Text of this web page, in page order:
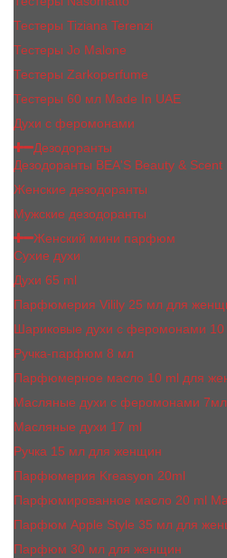
Тестеры Tiziana Terenzi
Тестеры Jо Malоnе
Тестеры Zarkoperfume
Тестеры 60 мл Made In UAE
Духи с феромонами
Дезодоранты
Дезодоранты BEA'S Beauty & Scent
Женские дезодоранты
Мужские дезодоранты
Женский мини парфюм
Сухие духи
Духи 65 ml
Парфюмерия Vilily 25 мл для
Шариковые духи с феромонами
Ручка-парфюм 8 мл
Парфюмерное масло 10 ml для
Масляные духи c феромонами
Масляные духи 17 ml
Ручка 15 мл для женщин
Парфюмерия Kreasyon 20ml
Парфюмированное масло 20 ml
Парфюм Apple Style 35 мл для
Парфюм 30 мл для женщин